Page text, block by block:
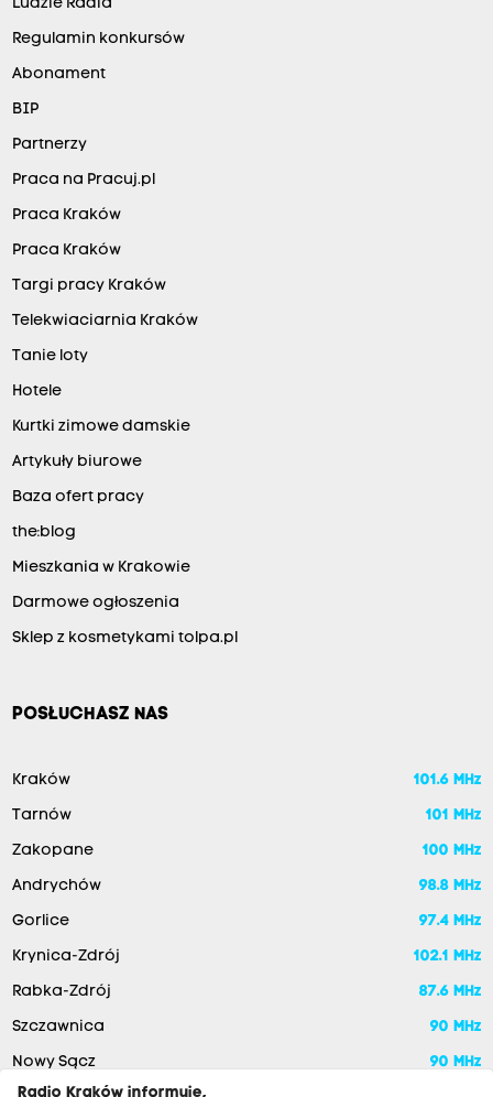
Ludzie Radia
Regulamin konkursów
Abonament
BIP
Partnerzy
Praca na Pracuj.pl
Praca Kraków
Praca Kraków
Targi pracy Kraków
Telekwiaciarnia Kraków
Tanie loty
Hotele
Kurtki zimowe damskie
Artykuły biurowe
Baza ofert pracy
the:blog
Mieszkania w Krakowie
Darmowe ogłoszenia
Sklep z kosmetykami tolpa.pl
POSŁUCHASZ NAS
Kraków 101.6 MHz
Tarnów 101 MHz
Zakopane 100 MHz
Andrychów 98.8 MHz
Gorlice 97.4 MHz
Krynica-Zdrój 102.1 MHz
Rabka-Zdrój 87.6 MHz
Szczawnica 90 MHz
Nowy Sącz
90 MHz
Radio Kraków informuje,